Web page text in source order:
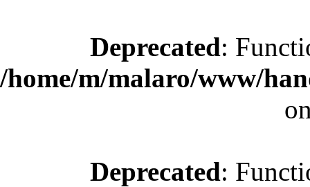
Deprecated:
/home/m/malaro/www/
Deprecated: